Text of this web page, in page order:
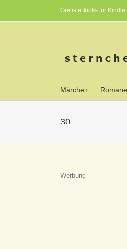
Gratis eBooks für Kindle
Märchen Romane
30.
Werbung